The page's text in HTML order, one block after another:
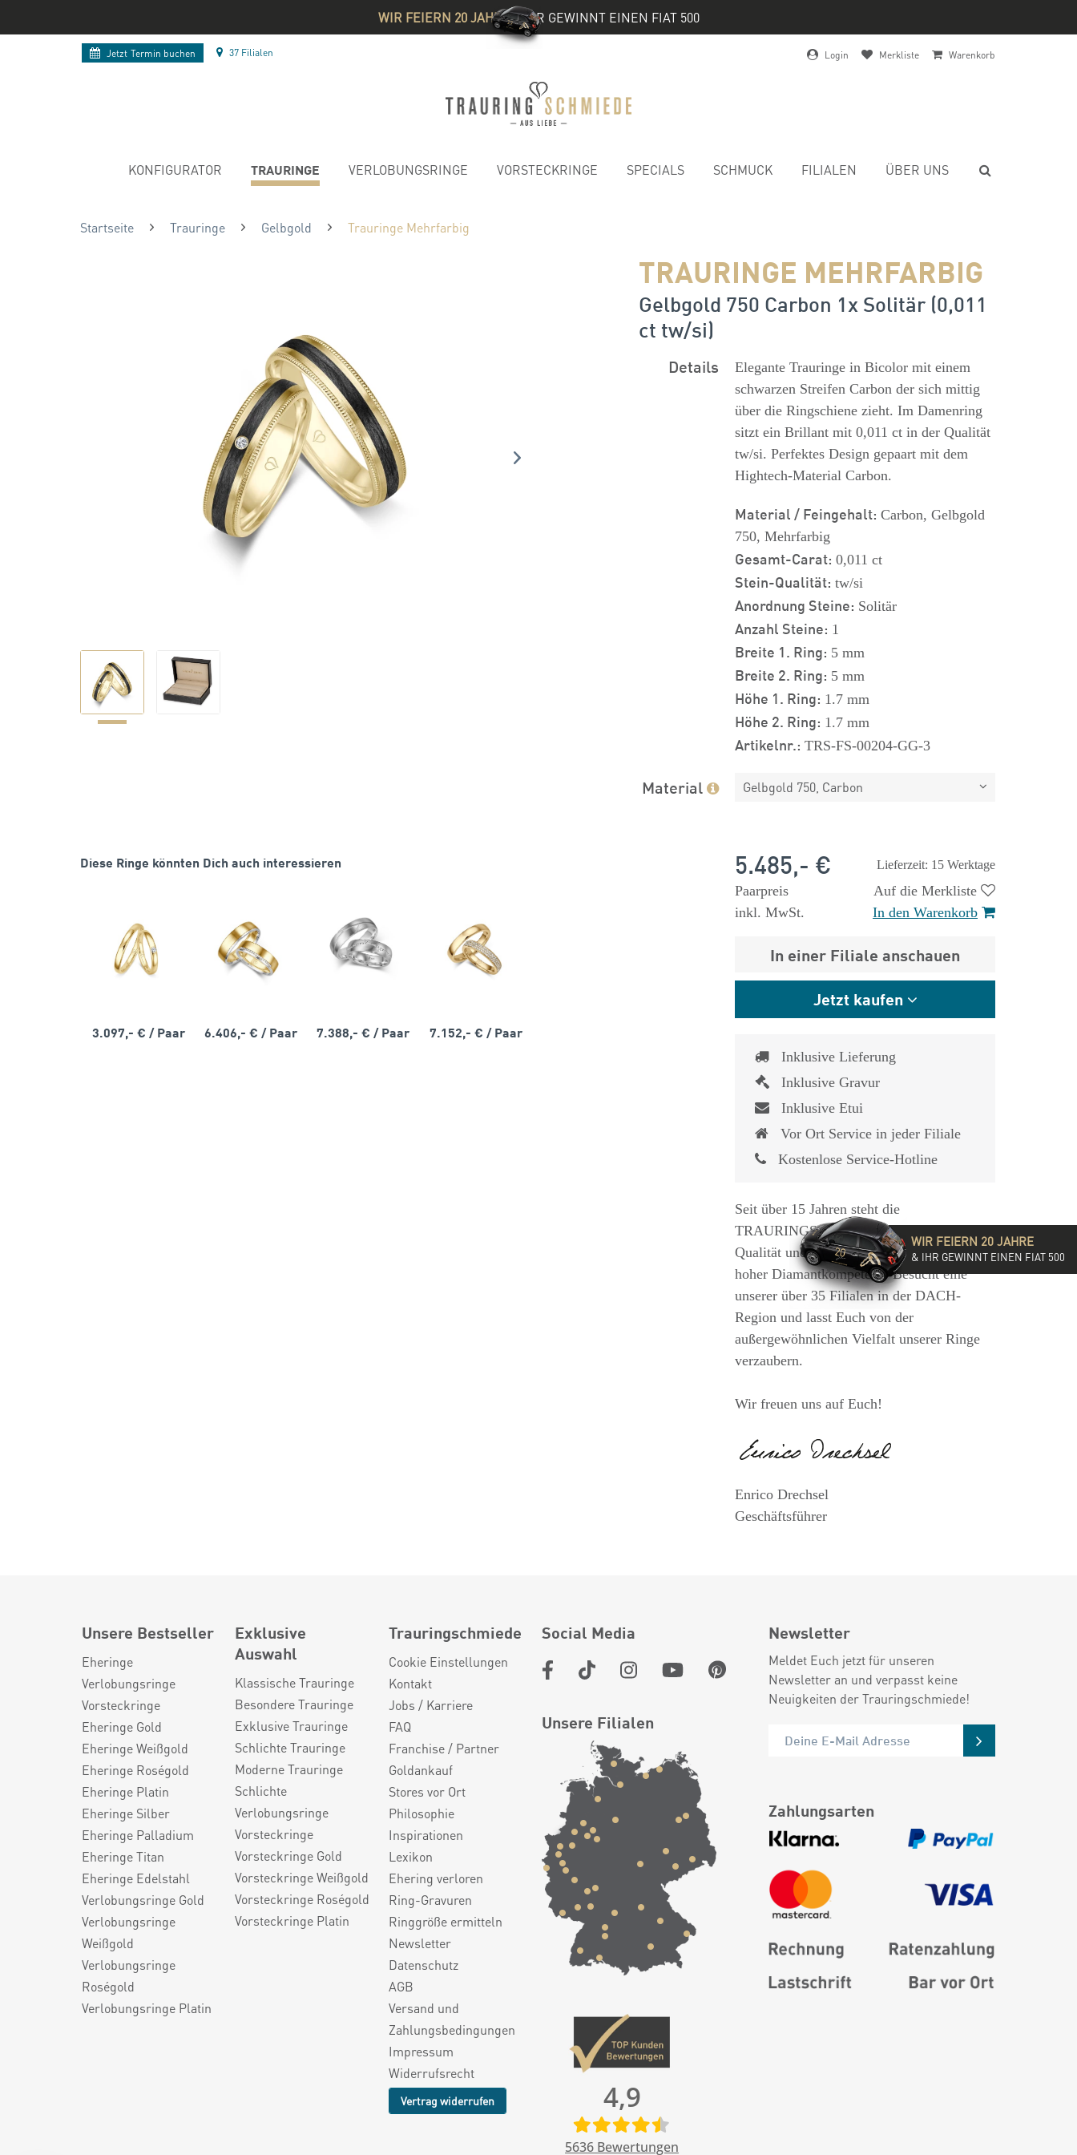
WIR FEIERN 20 JAHRE& IHR GEWINNT EINEN FIAT 500
Jetzt Termin buchen 37 Filialen Login Merkliste Warenkorb
KONFIGURATOR TRAURINGE VERLOBUNGSRINGE VORSTECKRINGE SPECIALS SCHMUCK FILIALEN ÜBER UNS
Startseite Trauringe Gelbgold Trauringe Mehrfarbig
TRAURINGE MEHRFARBIG
Gelbgold 750 Carbon 1x Solitär (0,011
ct tw/si)
Diese Ringe könnten Dich auch interessieren
3.097,- € / Paar 6.406,- €/ Paar 7.388,- €/ Paar 7.152,- € / Paar
Details
Elegante Trauringe in Bicolor mit einem
schwarzen Streifen Carbon der sich mittig
über die Ringschiene zieht. Im Damenring
sitzt ein Brillant mit 0,011 ct in der Qualität
tw/si. Perfektes Design gepaart mit dem
Hightech-Material Carbon.
Material / Feingehalt: Carbon, Gelbgold
750, Mehrfarbig
Gesamt-Carat: 0,011 ct
Stein-Qualität: tw/si
Anordnung Steine: Solitär
Anzahl Steine: 1
Breite 1. Ring: 5 mm
Breite 2. Ring: 5 mm
Höhe 1. Ring: 1.7 mm
Höhe 2. Ring: 1.7 mm
Artikelnr.: TRS-FS-00204-GG-3
Material Gelbgold 750, Carbon
Lieferzeit: 15 Werktage
5.485,- €
Paarpreis
inkl. MwSt.
Auf die Merkliste
In den Warenkorb
In einer Filiale anschauen
Jetzt kaufen
Inklusive Lieferung
Inklusive Gravur
Inklusive Etui
Vor Ort Service in jeder Filiale
Kostenlose Service-Hotline
Seit über 15 Jahren steht die
TRAURINGSCHMIEDE für exzellente
Qualität und hochwertige Beratung mit
hoher Diamantkompetenz. Besucht eine
unserer über 35 Filialen in der DACH-
Region und lasst Euch von der
außergewöhnlichen Vielfalt unserer Ringe
verzaubern.
Wir freuen uns auf Euch!
Enrico Drechsel
Geschäftsführer
Unsere Bestseller
Eheringe
Verlobungsringe
Vorsteckringe
Eheringe Gold
Eheringe Weißgold
Eheringe Roségold
Eheringe Platin
Eheringe Silber
Eheringe Palladium
Eheringe Titan
Eheringe Edelstahl
Verlobungsringe Gold
Verlobungsringe
Weißgold
Verlobungsringe
Roségold
Verlobungsringe Platin
Exklusive
Auswahl
Klassische Trauringe
Besondere Trauringe
Exklusive Trauringe
Schlichte Trauringe
Moderne Trauringe
Schlichte
Verlobungsringe
Vorsteckringe
Vorsteckringe Gold
Vorsteckringe Weißgold
Vorsteckringe Roségold
Vorsteckringe Platin
Trauringschmiede
Cookie Einstellungen
Kontakt
Jobs / Karriere
FAQ
Franchise / Partner
Goldankauf
Stores vor Ort
Philosophie
Inspirationen
Lexikon
Ehering verloren
Ring-Gravuren
Ringgröße ermitteln
Newsletter
Datenschutz
AGB
Versand und
Zahlungsbedingungen
Impressum
Widerrufsrecht
Vertrag widerrufen
Social Media
Unsere Filialen
4,9
5636 Bewertungen
Newsletter
Meldet Euch jetzt für unseren
Newsletter an und verpasst keine
Neuigkeiten der Trauringschmiede!
Zahlungsarten
WIR FEIERN 20 JAHRE
& IHR GEWINNT EINEN FIAT 500